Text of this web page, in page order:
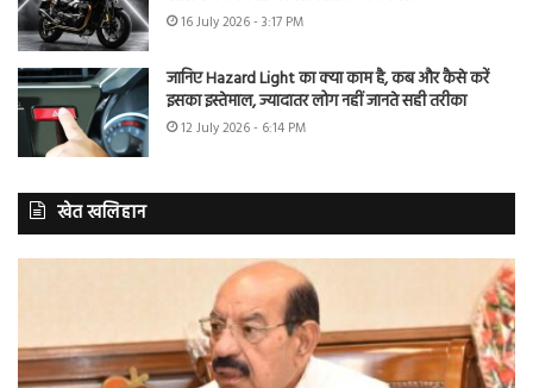
16 July 2026 - 3:17 PM
जानिए Hazard Light का क्या काम है, कब और कैसे करें
इसका इस्तेमाल, ज्यादातर लोग नहीं जानते सही तरीका
12 July 2026 - 6:14 PM
खेत खलिहान